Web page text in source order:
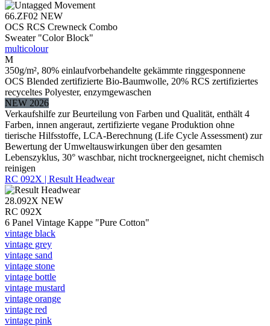
66.ZF02 NEW
OCS RCS Crewneck Combo
Sweater "Color Block"
multicolour
M
350g/m², 80% einlaufvorbehandelte gekämmte ringgesponnene
OCS Blended zertifizierte Bio-Baumwolle, 20% RCS zertifiziertes
recyceltes Polyester, enzymgewaschen
NEW 2026
Verkaufshilfe zur Beurteilung von Farben und Qualität, enthält 4
Farben, innen angeraut, zertifizierte vegane Produktion ohne
tierische Hilfsstoffe, LCA-Berechnung (Life Cycle Assessment) zur
Bewertung der Umweltauswirkungen über den gesamten
Lebenszyklus, 30° waschbar, nicht trocknergeeignet, nicht chemisch
reinigen
RC 092X | Result Headwear
28.092X NEW
RC 092X
6 Panel Vintage Kappe "Pure Cotton"
vintage black
vintage grey
vintage sand
vintage stone
vintage bottle
vintage mustard
vintage orange
vintage red
vintage pink